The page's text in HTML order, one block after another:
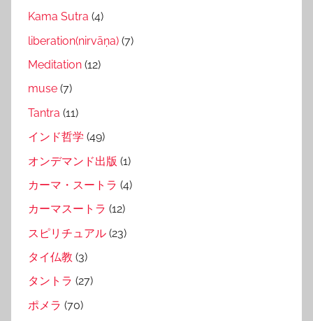
Kama Sutra (4)
liberation(nirvāṇa) (7)
Meditation (12)
muse (7)
Tantra (11)
インド哲学 (49)
オンデマンド出版 (1)
カーマ・スートラ (4)
カーマスートラ (12)
スピリチュアル (23)
タイ仏教 (3)
タントラ (27)
ポメラ (70)